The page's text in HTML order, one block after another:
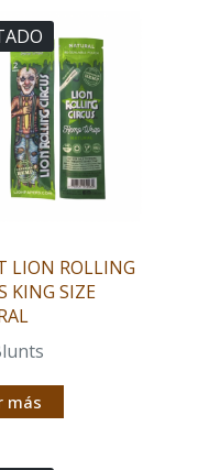
LION ROLLING
KING SIZE
más